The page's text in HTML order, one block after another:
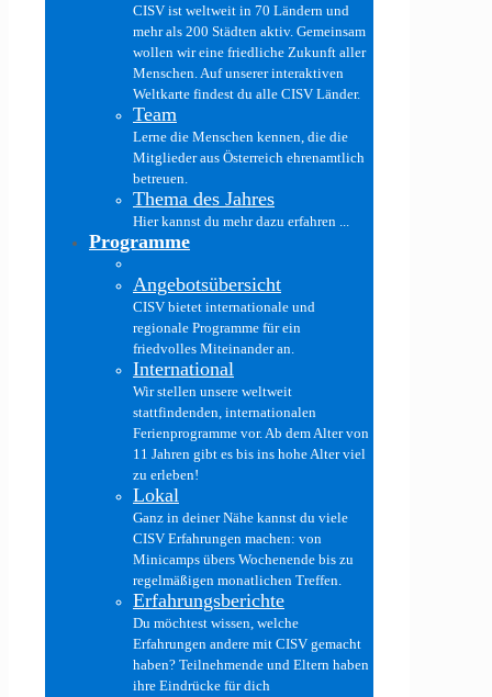
CISV ist weltweit in 70 Ländern und
mehr als 200 Städten aktiv. Gemeinsam
wollen wir eine friedliche Zukunft aller
Menschen. Auf unserer interaktiven
Weltkarte findest du alle CISV Länder.
Team
Lerne die Menschen kennen, die die
Mitglieder aus Österreich ehrenamtlich
betreuen.
Thema des Jahres
Hier kannst du mehr dazu erfahren ...
Programme
Angebotsübersicht
CISV bietet internationale und
regionale Programme für ein
friedvolles Miteinander an.
International
Wir stellen unsere weltweit
stattfindenden, internationalen
Ferienprogramme vor. Ab dem Alter von
11 Jahren gibt es bis ins hohe Alter viel
zu erleben!
Lokal
Ganz in deiner Nähe kannst du viele
CISV Erfahrungen machen: von
Minicamps übers Wochenende bis zu
regelmäßigen monatlichen Treffen.
Erfahrungsberichte
Du möchtest wissen, welche
Erfahrungen andere mit CISV gemacht
haben? Teilnehmende und Eltern haben
ihre Eindrücke für dich